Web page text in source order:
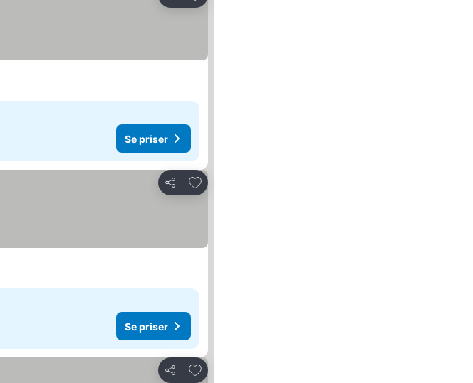
Se priser
Del
Legg til i favoritter
Se priser
Del
Legg til i favoritter